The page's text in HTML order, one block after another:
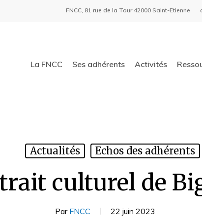
FNCC, 81 rue de la Tour 42000 Saint-Etienne
La FNCC Ses adhérents Activités
Actualités Echos des adhérents
culturel de
Par FNCC 22 juin 2023